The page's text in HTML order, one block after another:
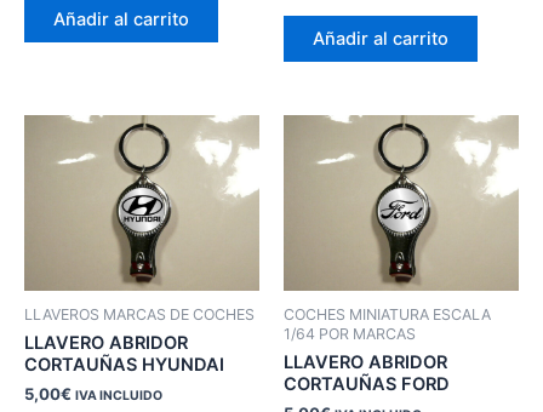
Añadir al carrito
Añadir al carrito
LLAVEROS MARCAS DE COCHES
LLAVERO ABRIDOR
CORTAUÑAS HYUNDAI
5,00€ IVA INCLUIDO
COCHES MINIATURA ESCALA
1/64 POR MARCAS
LLAVERO ABRIDOR
CORTAUÑAS FORD